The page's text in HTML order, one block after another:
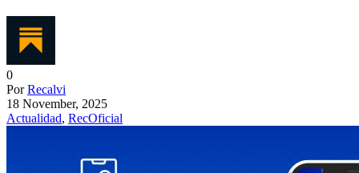
0
PorRecalvi
18 November, 2025
Actualidad, RecOficial